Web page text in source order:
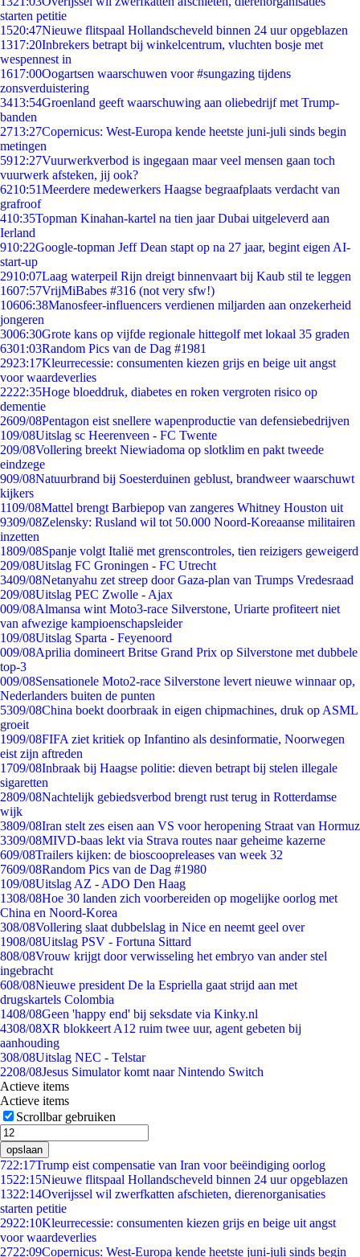
starten petitie
1520:47Nieuwe flitspaal Hollandscheveld binnen 24 uur opgeblazen
1317:20Inbrekers betrapt bij winkelcentrum, vluchten bosje met
wespennest in
1617:00Oogartsen waarschuwen voor #sungazing tijdens
zonsverduistering
3413:54Groenland geeft waarschuwing aan oliebedrijf met Trump-
banden
2713:27Copernicus: West-Europa kende heetste juni-juli sinds begin
metingen
5912:27Vuurwerkverbod is ingegaan maar veel mensen gaan toch
vuurwerk afsteken, jij ook?
6210:51Meerdere medewerkers Haagse begraafplaats verdacht van
grafroof
410:35Topman Kinahan-kartel na tien jaar Dubai uitgeleverd aan
Ierland
910:22Google-topman Jeff Dean stapt op na 27 jaar, begint eigen AI-
start-up
2910:07Laag waterpeil Rijn dreigt binnenvaart bij Kaub stil te leggen
1607:57VrijMiBabes #316 (not very sfw!)
10606:38Manosfeer-influencers verdienen miljarden aan onzekerheid
jongeren
3006:30Grote kans op vijfde regionale hittegolf met lokaal 35 graden
6301:03Random Pics van de Dag #1981
2923:17Kleurrecessie: consumenten kiezen grijs en beige uit angst
voor waardeverlies
2222:35Hoge bloeddruk, diabetes en roken vergroten risico op
dementie
2609/08Pentagon eist snellere wapenproductie van defensiebedrijven
109/08Uitslag sc Heerenveen - FC Twente
209/08Vollering breekt Niewiadoma op slotklim en pakt tweede
eindzege
909/08Natuurbrand bij Soesterduinen geblust, brandweer waarschuwt
kijkers
1109/08Mattel brengt Barbiepop van zangeres Whitney Houston uit
9309/08Zelensky: Rusland wil tot 50.000 Noord-Koreaanse militairen
inzetten
1809/08Spanje volgt Italië met grenscontroles, tien reizigers geweigerd
209/08Uitslag FC Groningen - FC Utrecht
3409/08Netanyahu zet streep door Gaza-plan van Trumps Vredesraad
209/08Uitslag PEC Zwolle - Ajax
009/08Almansa wint Moto3-race Silverstone, Uriarte profiteert niet
van afwezige kampioenschapsleider
109/08Uitslag Sparta - Feyenoord
009/08Aprilia domineert Britse Grand Prix op Silverstone met dubbele
top-3
009/08Sensationele Moto2-race Silverstone levert nieuwe winnaar op,
Nederlanders buiten de punten
5309/08China boekt doorbraak in eigen chipmachines, druk op ASML
groeit
1909/08FIFA ziet kritiek op Infantino als desinformatie, Noorwegen
eist zijn aftreden
1709/08Inbraak bij Haagse politie: dieven betrapt bij stelen illegale
sigaretten
2809/08Nachtelijk gebiedsverbod brengt rust terug in Rotterdamse
wijk
3809/08Iran stelt zes eisen aan VS voor heropening Straat van Hormuz
3309/08MIVD-baas lekt via Strava routes naar geheime kazerne
609/08Trailers kijken: de bioscoopreleases van week 32
7609/08Random Pics van de Dag #1980
109/08Uitslag AZ - ADO Den Haag
1308/08Hoe 30 landen zich voorbereiden op mogelijke oorlog met
China en Noord-Korea
308/08Vollering slaat dubbelslag in Nice en neemt geel over
1908/08Uitslag PSV - Fortuna Sittard
808/08Vrouw krijgt door verwisseling het embryo van ander stel
ingebracht
608/08Nieuwe president De la Espriella gaat strijd aan met
drugskartels Colombia
1408/08Geen 'happy end' bij seksdate via Kinky.nl
4308/08XR blokkeert A12 ruim twee uur, agent gebeten bij
aanhouding
308/08Uitslag NEC - Telstar
2208/08Jesus Simulator komt naar Nintendo Switch
Actieve items
Actieve items
Scrollbar gebruiken
opslaan
722:17Trump eist compensatie van Iran voor beëindiging oorlog
1522:15Nieuwe flitspaal Hollandscheveld binnen 24 uur opgeblazen
1322:14Overijssel wil zwerfkatten afschieten, dierenorganisaties
starten petitie
2922:10Kleurrecessie: consumenten kiezen grijs en beige uit angst
voor waardeverlies
2722:09Copernicus: West-Europa kende heetste juni-juli sinds begin